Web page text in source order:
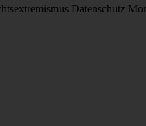
Datenschutz